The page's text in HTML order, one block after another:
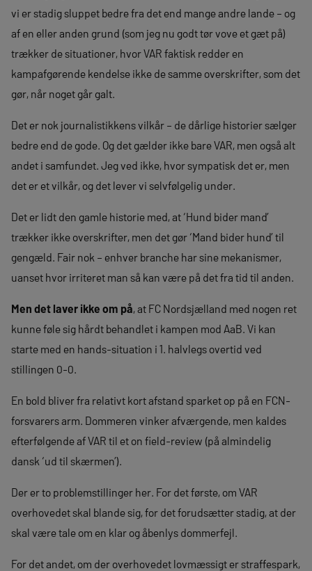
vi er stadig sluppet bedre fra det end mange andre lande – og
af en eller anden grund (som jeg nu godt tør vove et gæt på)
trækker de situationer, hvor VAR faktisk redder en
kampafgørende kendelse ikke de samme overskrifter, som det
gør, når noget går galt.
Det er nok journalistikkens vilkår – de dårlige historier sælger
bedre end de gode. Og det gælder ikke bare VAR, men også alt
andet i samfundet. Jeg ved ikke, hvor sympatisk det er, men
det er et vilkår, og det lever vi selvfølgelig under.
Det er lidt den gamle historie med, at ‘Hund bider mand’
trækker ikke overskrifter, men det gør ‘Mand bider hund’ til
gengæld. Fair nok – enhver branche har sine mekanismer,
uanset hvor irriteret man så kan være på det fra tid til anden.
Men det laver ikke om på, at FC Nordsjælland med nogen ret
kunne føle sig hårdt behandlet i kampen mod AaB. Vi kan
starte med en hands-situation i 1. halvlegs overtid ved
stillingen 0-0.
En bold bliver fra relativt kort afstand sparket op på en FCN-
forsvarers arm. Dommeren vinker afværgende, men kaldes
efterfølgende af VAR til et on field-review (på almindelig
dansk ‘ud til skærmen’).
Der er to problemstillinger her. For det første, om VAR
overhovedet skal blande sig, for det forudsætter stadig, at der
skal være tale om en klar og åbenlys dommerfejl.
For det andet, om der overhovedet lovmæssigt er straffespark,